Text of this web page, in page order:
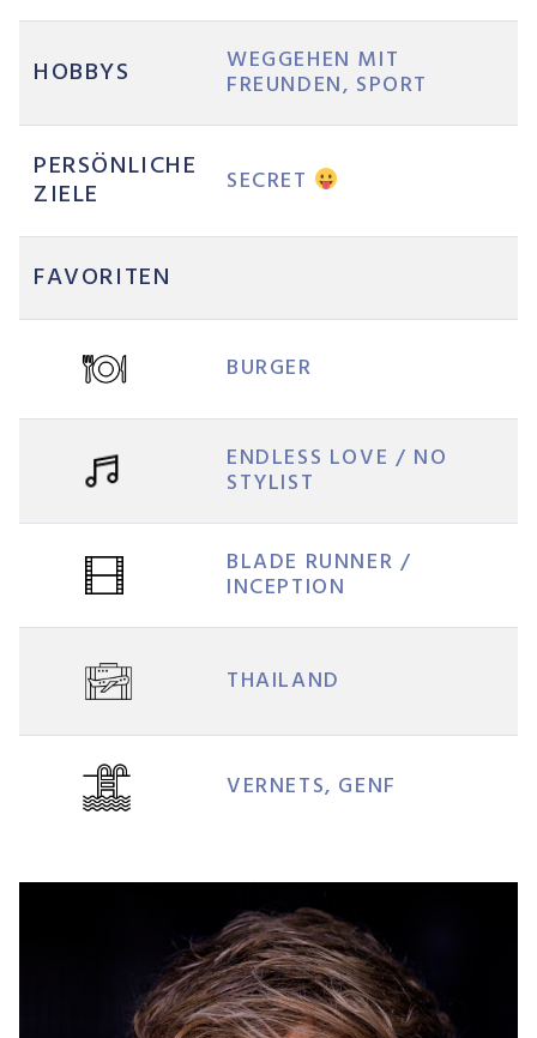
HOBBYS WEGGEHEN MIT
FREUNDEN, SPORT
PERSÖNLICHE
ZIELE SECRET
FAVORITEN
BURGER
ENDLESS LOVE / NO
STYLIST
BLADE RUNNER /
INCEPTION
THAILAND
VERNETS, GENF